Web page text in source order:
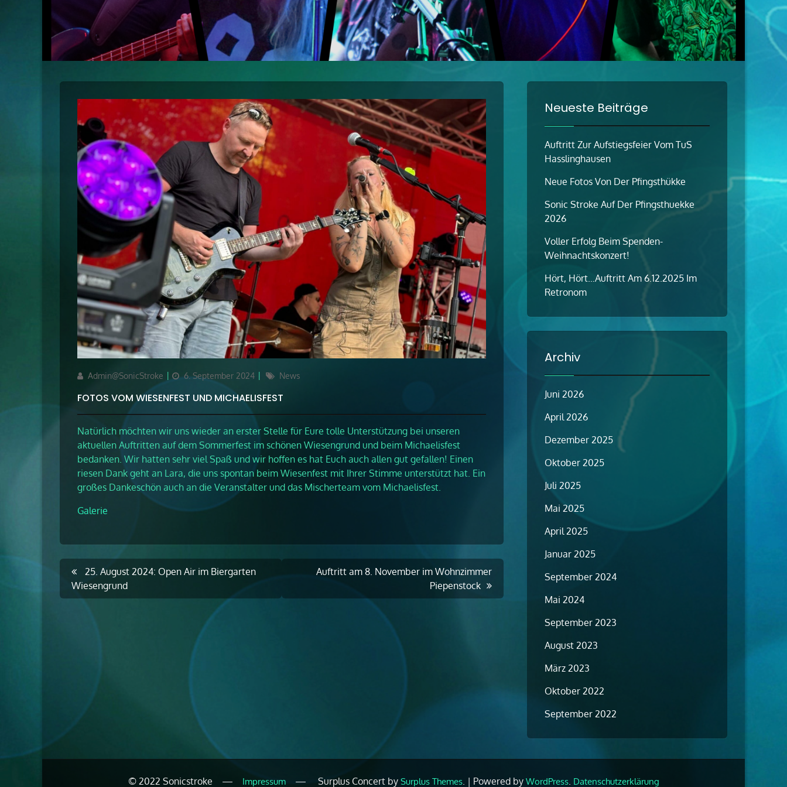
Author
Admin@SonicStroke
Updated
6. September 2024 Categories
News
FOTOS VOM WIESENFEST UND MICHAELISFEST
Natürlich möchten wir uns wieder an erster Stelle für Eure tolle Unterstützung bei unseren
aktuellen Auftritten auf dem Sommerfest im schönen Wiesengrund und beim Michaelisfest
bedanken. Wir hatten sehr viel Spaß und wir hoffen es hat Euch auch allen gut gefallen! Einen
riesen Dank geht an Lara, die uns spontan beim Wiesenfest mit Ihrer Stimme unterstützt hat. Ein
großes Dankeschön auch an die Veranstalter und das Mischerteam vom Michaelisfest.
Galerie
Post
navigation
25. August 2024: Open Air im Biergarten
Wiesengrund
Auftritt am 8. November im Wohnzimmer
Piepenstock
Neueste Beiträge
Auftritt Zur Aufstiegsfeier Vom TuS
Hasslinghausen
Neue Fotos Von Der Pfingsthükke
Sonic Stroke Auf Der Pfingsthuekke
2026
Voller Erfolg Beim Spenden-
Weihnachtskonzert!
Hört, Hört…Auftritt Am 6.12.2025 Im
Retronom
Archiv
Juni 2026
April 2026
Dezember 2025
Oktober 2025
Juli 2025
Mai 2025
April 2025
Januar 2025
September 2024
Mai 2024
September 2023
August 2023
März 2023
Oktober 2022
September 2022
© 2022 Sonicstroke — Impressum— Surplus Concert by Surplus Themes. | Powered by WordPress. Datenschutzerklärung